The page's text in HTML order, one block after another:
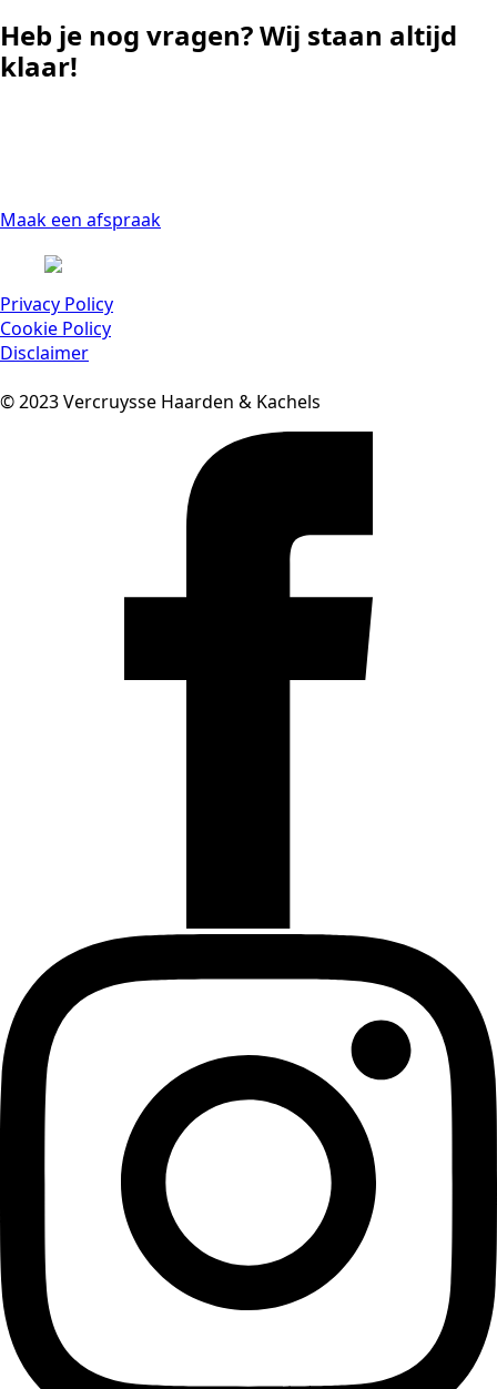
Heb je nog vragen? Wij staan altijd
klaar!
Maak een afspraak
Privacy Policy
Cookie Policy
Disclaimer
© 2023 Vercruysse Haarden & Kachels